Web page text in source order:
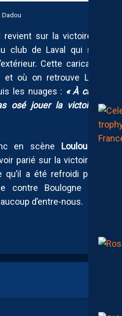
Dadou
sur la victoire de
club de Laval qui s’est
Cette caricature
et où on retrouve Louis
les nuages : « À cause
osé jouer la victoire à
en scène Loulou
parié sur la victoire du
qu’il a été refroidi par la
contre Boulogne à la
d’entre-nous.